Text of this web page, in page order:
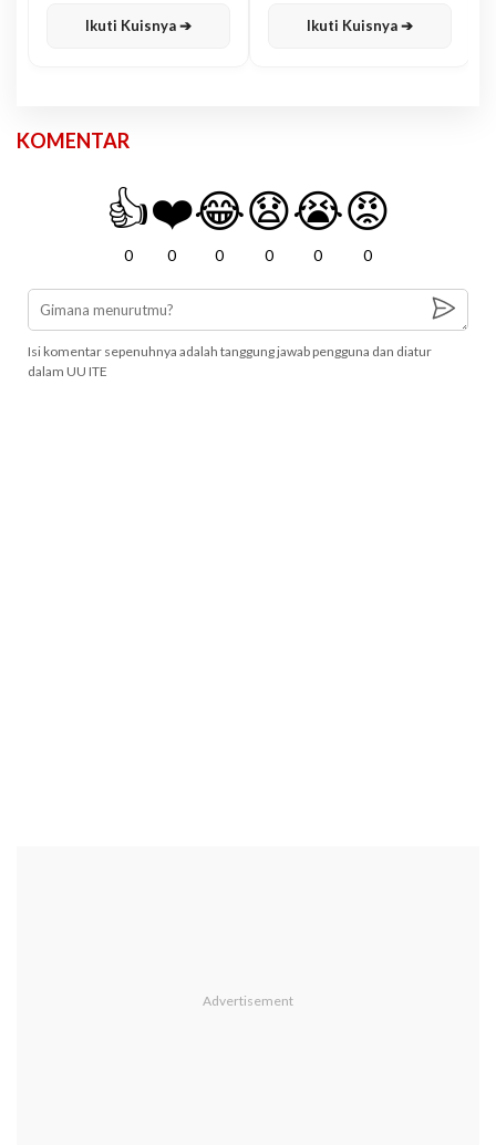
Ikuti Kuisnya ➔ Ikuti Kuisnya ➔
KOMENTAR
👍
0
❤️
0
😂
0
😧
0
😭
0
😡
0
Isi komentar sepenuhnya adalah tanggung jawab pengguna dan diatur
dalam UU ITE